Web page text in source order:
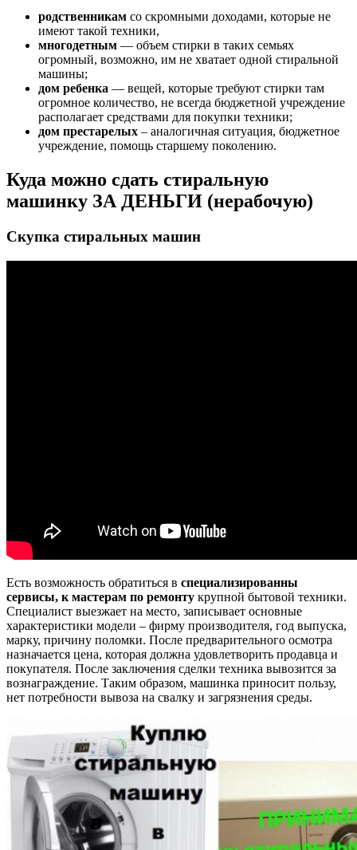
родственникам со скромными доходами, которые не
имеют такой техники,
многодетным — объем стирки в таких семьях
огромный, возможно, им не хватает одной стиральной
машины;
дом ребенка — вещей, которые требуют стирки там
огромное количество, не всегда бюджетной учреждение
располагает средствами для покупки техники;
дом престарелых – аналогичная ситуация, бюджетное
учреждение, помощь старшему поколению.
Куда можно сдать стиральную
машинку ЗА ДЕНЬГИ (нерабочую)
Скупка стиральных машин
Есть возможность обратиться в специализированны
сервисы, к мастерам по ремонту крупной бытовой техники.
Специалист выезжает на место, записывает основные
характеристики модели – фирму производителя, год выпуска,
марку, причину поломки. После предварительного осмотра
назначается цена, которая должна удовлетворить продавца и
покупателя. После заключения сделки техника вывозится за
вознаграждение. Таким образом, машинка приносит пользу,
нет потребности вывоза на свалку и загрязнения среды.